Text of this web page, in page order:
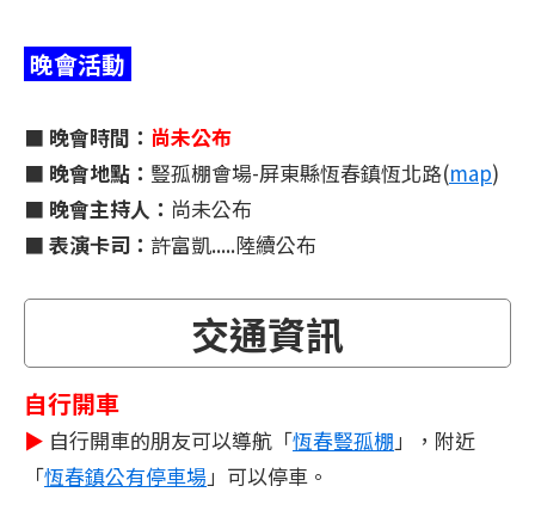
晚會活動
■ 晚會時間： 尚未公布
■ 晚會地點： 豎孤棚會場-屏東縣恆春鎮恆北路(map)
■ 晚會主持人： 尚未公布
■ 表演卡司： 許富凱.....陸續公布
交通資訊
自行開車
▶ 自行開車的朋友可以導航「恆春豎孤棚」，附近
「恆春鎮公有停車場」可以停車。